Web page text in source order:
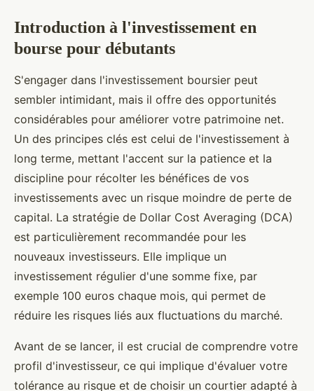
Introduction à l'investissement en
bourse pour débutants
S'engager dans l'investissement boursier peut
sembler intimidant, mais il offre des opportunités
considérables pour améliorer votre patrimoine net.
Un des principes clés est celui de l'investissement à
long terme, mettant l'accent sur la patience et la
discipline pour récolter les bénéfices de vos
investissements avec un risque moindre de perte de
capital. La stratégie de Dollar Cost Averaging (DCA)
est particulièrement recommandée pour les
nouveaux investisseurs. Elle implique un
investissement régulier d'une somme fixe, par
exemple 100 euros chaque mois, qui permet de
réduire les risques liés aux fluctuations du marché.
Avant de se lancer, il est crucial de comprendre votre
profil d'investisseur, ce qui implique d'évaluer votre
tolérance au risque et de choisir un courtier adapté à